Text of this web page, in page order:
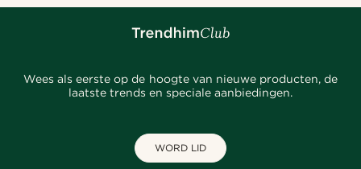
Wees als eerste op de hoogte van nieuwe producten, de
laatste trends en speciale aanbiedingen.
WORD LID